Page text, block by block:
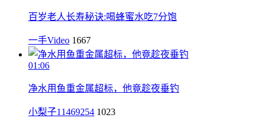
百岁老人长寿秘诀:喝蜂蜜水吃7分饱
一手Video 1667
01:06
净水用鱼重金属超标，他竟趁夜垂钓
小梨子11469254 1023